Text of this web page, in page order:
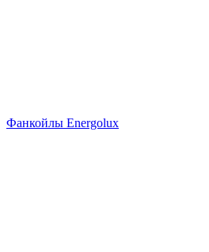
Фанкойлы Energolux